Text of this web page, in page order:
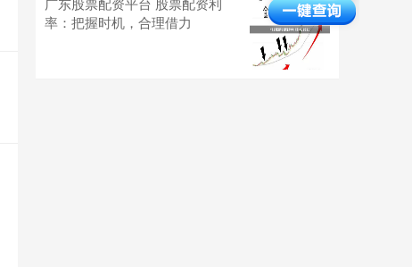
率：把握时机，合理借力